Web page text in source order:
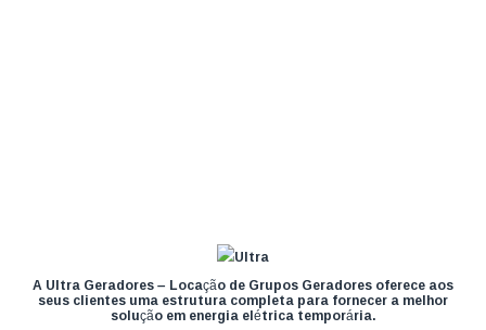
A Ultra Geradores – Locação de Grupos Geradores oferece aos
seus clientes uma estrutura completa para fornecer a melhor
solução em energia elétrica temporária.